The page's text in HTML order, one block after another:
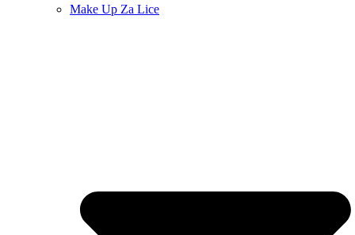
Make Up Za Lice